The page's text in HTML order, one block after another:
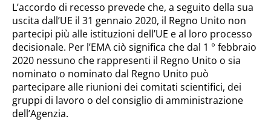
L’accordo di recesso prevede che, a seguito della sua
uscita dall’UE il 31 gennaio 2020, il Regno Unito non
partecipi più alle istituzioni dell’UE e al loro processo
decisionale. Per l’EMA ciò significa che dal 1 ° febbraio
2020 nessuno che rappresenti il Regno Unito o sia
nominato o nominato dal Regno Unito può
partecipare alle riunioni dei comitati scientifici, dei
gruppi di lavoro o del consiglio di amministrazione
dell’Agenzia.